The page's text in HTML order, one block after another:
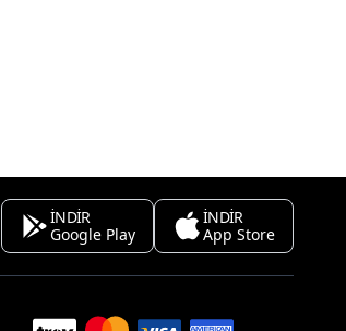
İNDİR
Google Play
İNDİR
App Store